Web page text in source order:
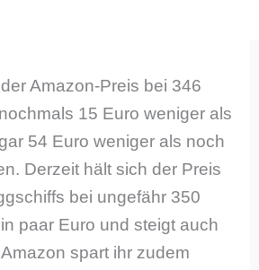
Amazon-Preis bei 346
15 Euro weniger als
54 Euro weniger als noch
Derzeit hält sich der Preis
bei ungefähr 350
paar Euro und steigt auch
spart ihr zudem